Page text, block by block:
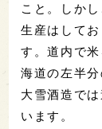
こと。しか
生産はして
す。道内で
海道の左半
大雪酒造で
います。